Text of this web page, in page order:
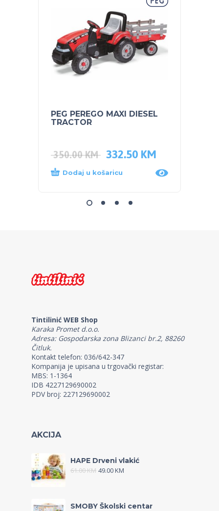
PEG PEREGO MAXI DIESEL
TRACTOR
350.00KM 332.50 KM
Dodaj u košaricu
Tintilinić WEB Shop
Karaka Promet d.o.o.
Adresa: Gospodarska zona Blizanci br.2, 88260
Čitluk.
Kontakt telefon: 036/642-347
Kompanija je upisana u trgovački registar:
MBS: 1-1364
IDB 4227129690002
PDV broj: 227129690002
AKCIJA
HAPE Drveni vlakić
61.00KM 49.00KM
SMOBY Školski centar